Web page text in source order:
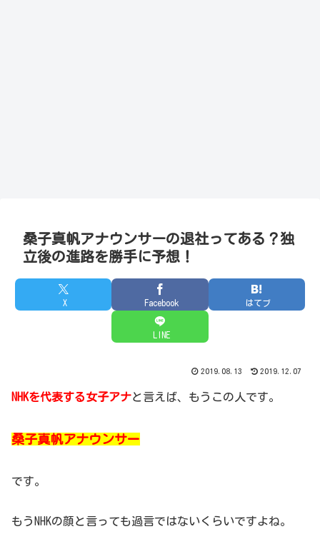
桑子真帆アナウンサーの退社ってある？独
立後の進路を勝手に予想！
X Facebook はてブ
LINE
2019.08.13 2019.12.07
NHKを代表する女子アナと言えば、もうこの人です。
桑子真帆アナウンサー
です。
もうNHKの顔と言っても過言ではないくらいですよね。